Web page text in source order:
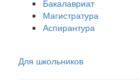
Бакалавриат
Магистратура
Аспирантура
Для школьников